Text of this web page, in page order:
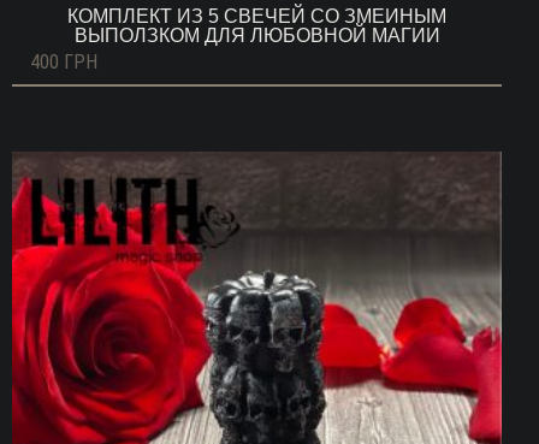
КОМПЛЕКТ ИЗ 5 СВЕЧЕЙ СО ЗМЕИНЫМ
ВЫПОЛЗКОМ ДЛЯ ЛЮБОВНОЙ МАГИИ
400 ГРН